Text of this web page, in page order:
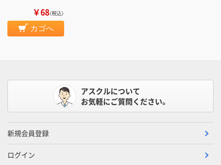
￥68（税込）
カゴへ
アスクルについて
お気軽にご質問ください。
新規会員登録
ログイン